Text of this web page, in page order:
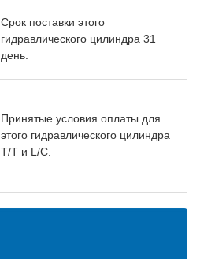
Срок поставки этого
гидравлического цилиндра 31
день.
Принятые условия оплаты для
этого гидравлического цилиндра
T/T и L/C.